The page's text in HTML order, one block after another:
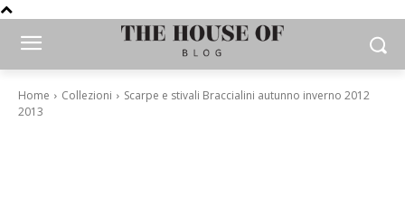
Home Collezioni
Scarpe e stivali Braccialini autunno inverno 2012
2013